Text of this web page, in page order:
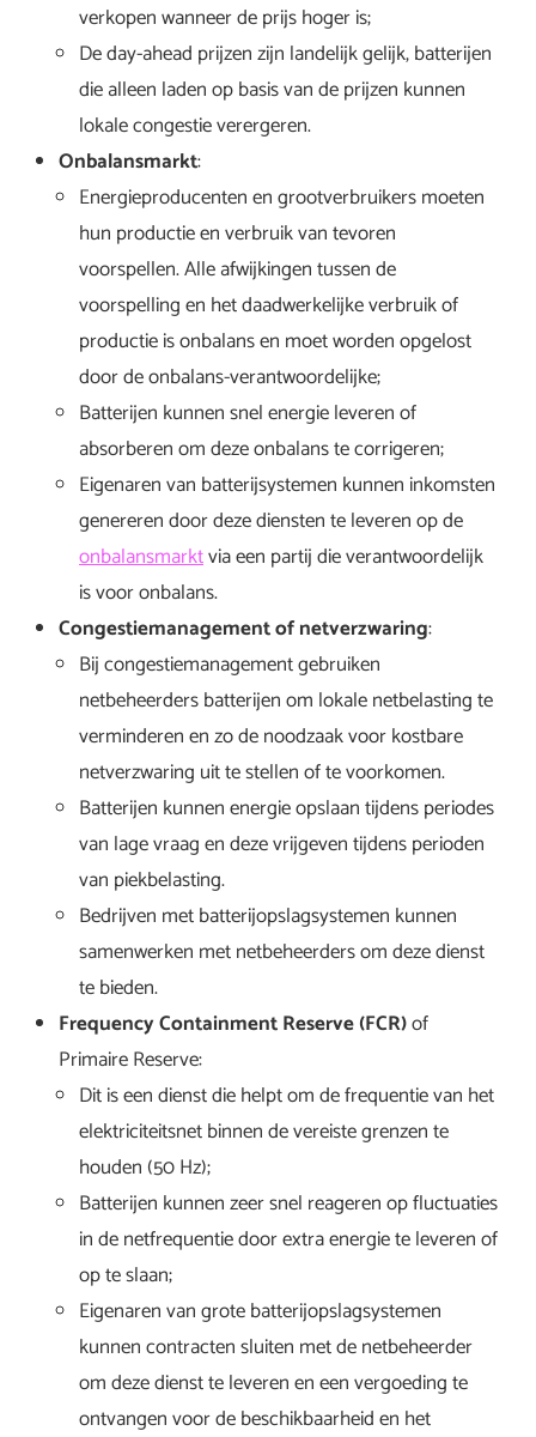
verkopen wanneer de prijs hoger is;
De day-ahead prijzen zijn landelijk gelijk, batterijen
die alleen laden op basis van de prijzen kunnen
lokale congestie verergeren.
Onbalansmarkt:
Energieproducenten en grootverbruikers moeten
hun productie en verbruik van tevoren
voorspellen. Alle afwijkingen tussen de
voorspelling en het daadwerkelijke verbruik of
productie is onbalans en moet worden opgelost
door de onbalans-verantwoordelijke;
Batterijen kunnen snel energie leveren of
absorberen om deze onbalans te corrigeren;
Eigenaren van batterijsystemen kunnen inkomsten
genereren door deze diensten te leveren op de
onbalansmarktvia een partij die verantwoordelijk
is voor onbalans.
Congestiemanagement of netverzwaring:
Bij congestiemanagement gebruiken
netbeheerders batterijen om lokale netbelasting te
verminderen en zo de noodzaak voor kostbare
netverzwaring uit te stellen of te voorkomen.
Batterijen kunnen energie opslaan tijdens periodes
van lage vraag en deze vrijgeven tijdens perioden
van piekbelasting.
Bedrijven met batterijopslagsystemen kunnen
samenwerken met netbeheerders om deze dienst
te bieden.
Frequency Containment Reserve (FCR)of
Primaire Reserve:
Dit is een dienst die helpt om de frequentie van het
elektriciteitsnet binnen de vereiste grenzen te
houden (50 Hz);
Batterijen kunnen zeer snel reageren op fluctuaties
in de netfrequentie door extra energie te leveren of
op te slaan;
Eigenaren van grote batterijopslagsystemen
kunnen contracten sluiten met de netbeheerder
om deze dienst te leveren en een vergoeding te
ontvangen voor de beschikbaarheid en het